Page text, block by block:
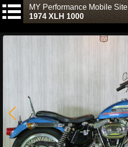
MY Performance Mobile Site
1974 XLH 1000